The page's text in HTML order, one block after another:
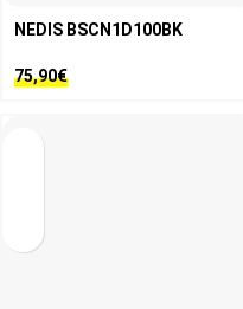
NEDIS BSCN1D100BK
75,90€